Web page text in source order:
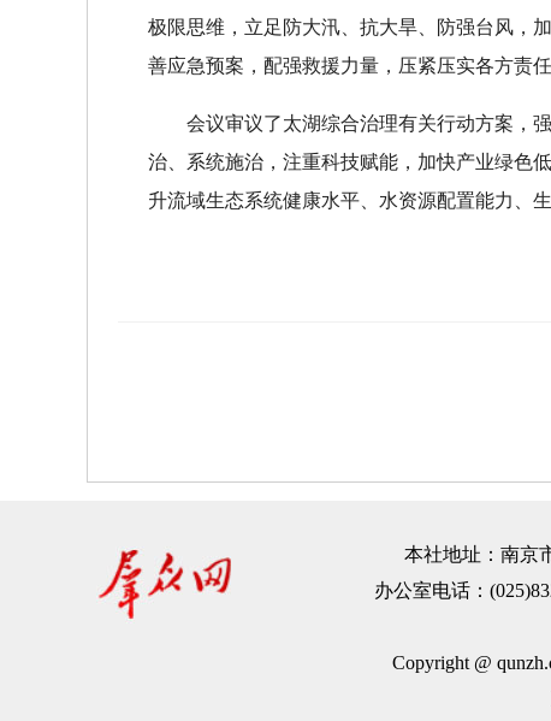
极限思维，立足防大汛、抗大旱、防强台风，
善应急预案，配强救援力量，压紧压实各方责
会议审议了太湖综合治理有关行动方案，
治、系统施治，注重科技赋能，加快产业绿色
升流域生态系统健康水平、水资源配置能力、
本社地址：南京
办公室电话：
Copyright @